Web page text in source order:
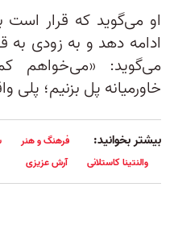
او می‌گوید که قرار است
ادامه دهد و به زودی به
می‌گوید:‌ «می‌خواهم
خاورمیانه پل بزنیم؛ پلی
بیشتر بخوانید: فرهنگ و هنر
والنتینا کاستلانی
آرش عزیزی